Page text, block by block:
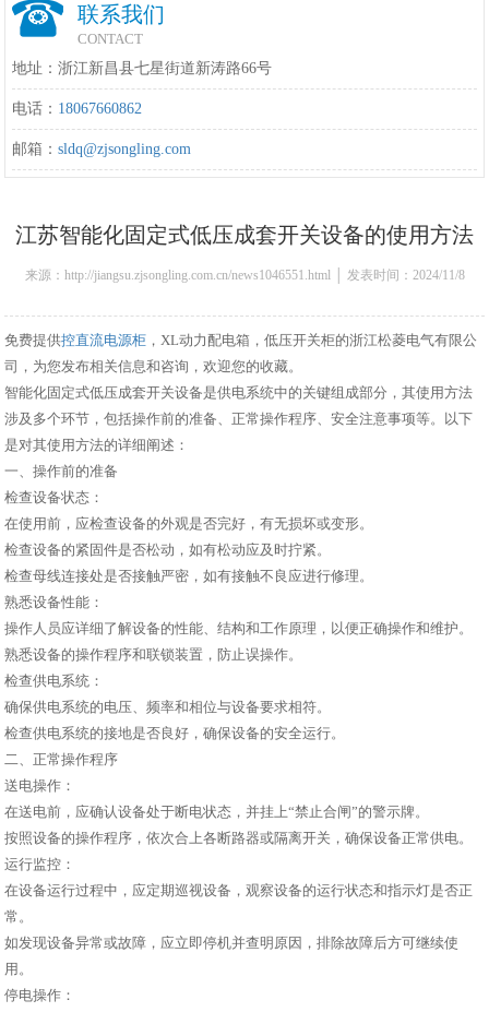
联系我们
CONTACT
地址：浙江新昌县七星街道新涛路66号
电话： 18067660862
邮箱：sldq@zjsongling.com
江苏智能化固定式低压成套开关设备的使用方法
来源：http://jiangsu.zjsongling.com.cn/news1046551.html │ 发表时间：2024/11/8
免费提供控直流电源柜 ，XL动力配电箱，低压开关柜的浙江松菱电气有限公
司，为您发布相关信息和咨询，欢迎您的收藏。
智能化固定式低压成套开关设备是供电系统中的关键组成部分，其使用方法
涉及多个环节，包括操作前的准备、正常操作程序、安全注意事项等。以下
是对其使用方法的详细阐述：
一、操作前的准备
检查设备状态：
在使用前，应检查设备的外观是否完好，有无损坏或变形。
检查设备的紧固件是否松动，如有松动应及时拧紧。
检查母线连接处是否接触严密，如有接触不良应进行修理。
熟悉设备性能：
操作人员应详细了解设备的性能、结构和工作原理，以便正确操作和维护。
熟悉设备的操作程序和联锁装置，防止误操作。
检查供电系统：
确保供电系统的电压、频率和相位与设备要求相符。
检查供电系统的接地是否良好，确保设备的安全运行。
二、正常操作程序
送电操作：
在送电前，应确认设备处于断电状态，并挂上“禁止合闸”的警示牌。
按照设备的操作程序，依次合上各断路器或隔离开关，确保设备正常供电。
运行监控：
在设备运行过程中，应定期巡视设备，观察设备的运行状态和指示灯是否正
常。
如发现设备异常或故障，应立即停机并查明原因，排除故障后方可继续使
用。
停电操作：